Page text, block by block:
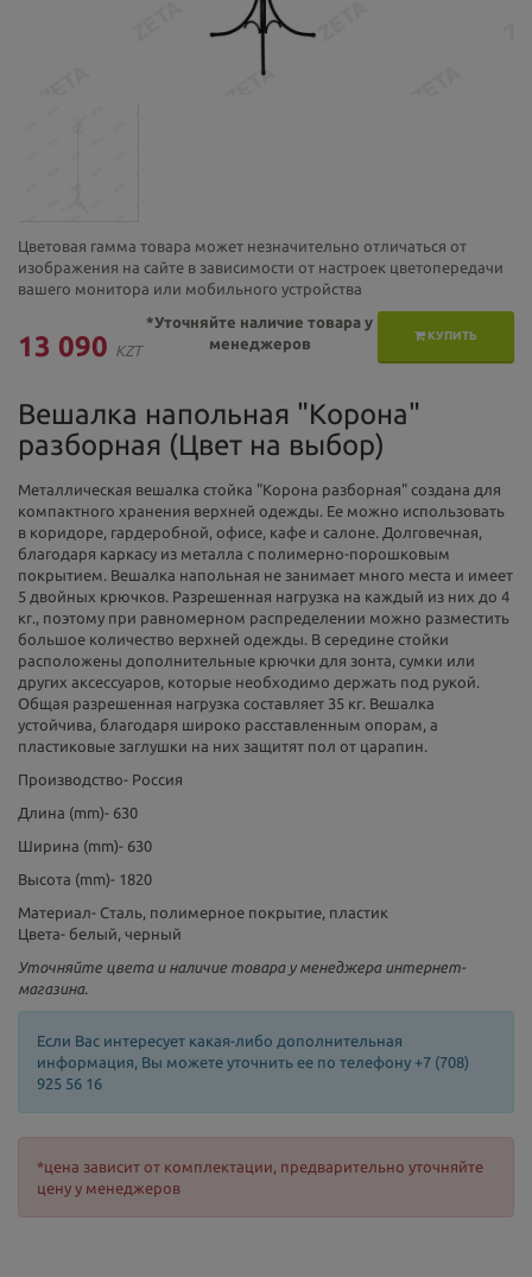
Цветовая гамма товара может незначительно отличаться от
изображения на сайте в зависимости от настроек цветопередачи
вашего монитора или мобильного устройства
13 090 KZT
КУПИТЬ
*Уточняйте наличие товара у
менеджеров
Вешалка напольная "Корона"
разборная (Цвет на выбор)
Металлическая вешалка стойка "Корона разборная" создана для
компактного хранения верхней одежды. Ее можно использовать
в коридоре, гардеробной, офисе, кафе и салоне. Долговечная,
благодаря каркасу из металла с полимерно-порошковым
покрытием. Вешалка напольная не занимает много места и имеет
5 двойных крючков. Разрешенная нагрузка на каждый из них до 4
кг., поэтому при равномерном распределении можно разместить
большое количество верхней одежды. В середине стойки
расположены дополнительные крючки для зонта, сумки или
других аксессуаров, которые необходимо держать под рукой.
Общая разрешенная нагрузка составляет 35 кг. Вешалка
устойчива, благодаря широко расставленным опорам, а
пластиковые заглушки на них защитят пол от царапин.
Производство- Россия
Длина (mm)- 630
Ширина (mm)- 630
Высота (mm)- 1820
Материал- Сталь, полимерное покрытие, пластик
Цвета- белый, черный
Уточняйте цвета и наличие товара у менеджера интернет-
магазина.
Если Вас интересует какая-либо дополнительная
информация, Вы можете уточнить ее по телефону +7 (708)
925 56 16
*цена зависит от комплектации, предварительно уточняйте
цену у менеджеров